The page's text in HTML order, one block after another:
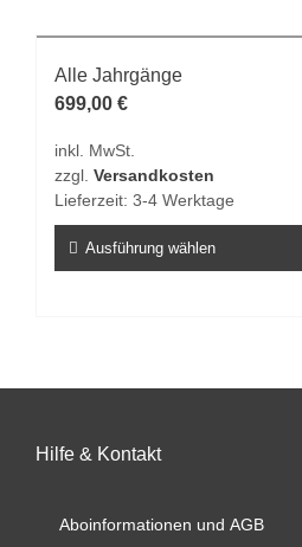
mehrere
Varianten
auf.
Optionen
können
der
Produktseite
Alle Jahrgänge
699,00 €
inkl. MwSt.
zzgl. Versandkosten
Lieferzeit: 3-4 Werktage
Ausführung wählen
Die
können
Hilfe & Kontakt
Aboinformationen und AGB